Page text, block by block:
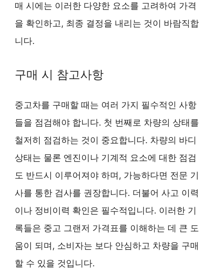
매 시에는 이러한 다양한 요소를 고려하여 가격
을 확인하고, 최종 결정을 내리는 것이 바람직합
니다.
구매 시 참고사항
중고차를 구매할 때는 여러 가지 필수적인 사항
들을 점검해야 합니다. 첫 번째로 차량의 상태를
철저히 점검하는 것이 중요합니다. 차량의 바디
상태는 물론 엔진이나 기계적 요소에 대한 점검
도 반드시 이루어져야 하며, 가능하다면 전문 기
사를 통한 검사를 권장합니다. 더불어 사고 이력
이나 정비이력 확인은 필수적입니다. 이러한 기
록들은 중고 그랜저 가격표를 이해하는 데 큰 도
움이 되며, 소비자는 보다 안심하고 차량을 구매
할 수 있을 것입니다.